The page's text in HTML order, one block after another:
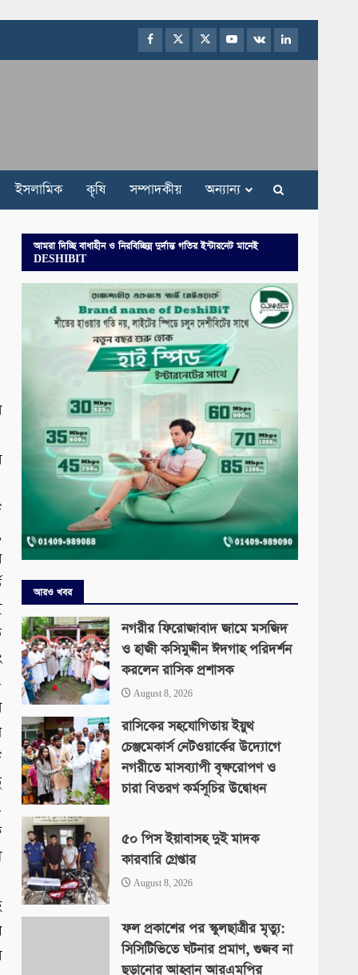
Facebook
TwitterInstagram
Youtube
VK LinkedIn
ইসলামিক কৃষি সম্পাদকীয় অন্যান্য
আমরা দিচ্ছি বাধাহীন ও নিরবিচ্ছিন্ন দুর্দান্ত গতির ইন্টারনেট মানেই
DESHIBIT
আরও খবর
নগরীর ফিরোজাবাদ জামে মসজিদ
ও হাজী কসিমুদ্দীন ঈদগাহ পরিদর্শন
করলেন রাসিক প্রশাসক
August 8, 2026
রাসিকের সহযোগিতায় ইয়ুথ
চেঞ্জমেকার্স নেটওয়ার্কের উদ্যোগে
নগরীতে মাসব্যাপী বৃক্ষরোপণ ও
চারা বিতরণ কর্মসূচির উদ্বোধন
৫০ পিস ইয়াবাসহ দুই মাদক
কারবারি গ্রেপ্তার
August 8, 2026
ফল প্রকাশের পর স্কুলছাত্রীর মৃত্যু:
সিসিটিভিতে ঘটনার প্রমাণ, গুজব না
ছড়ানোর আহ্বান আরএমপির